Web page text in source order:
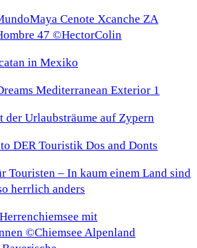
in Mexiko
der Urlaubsträume auf Zypern
Touristen – In kaum einem Land sind
herrlich anders